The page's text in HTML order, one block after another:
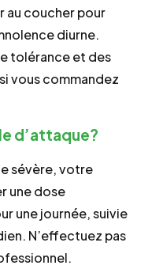
au coucher pour
diurne.
tolérance et des
vous commandez
d’attaque?
sévère, votre
une dose
une journée, suivie
N’effectuez pas